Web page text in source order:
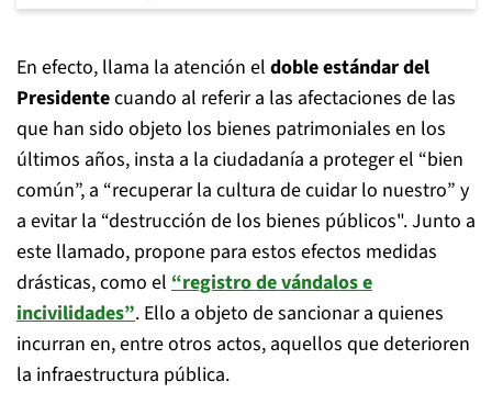
En efecto, llama la atención el doble estándar del
Presidentecuando al referir a las afectaciones de las
que han sido objeto los bienes patrimoniales en los
últimos años, insta a la ciudadanía a proteger el “bien
común”, a “recuperar la cultura de cuidar lo nuestro” y
a evitar la “destrucción de los bienes públicos". Junto a
este llamado, propone para estos efectos medidas
drásticas, como el “registro de vándalos e
incivilidades”. Ello a objeto de sancionar a quienes
incurran en, entre otros actos, aquellos que deterioren
la infraestructura pública.